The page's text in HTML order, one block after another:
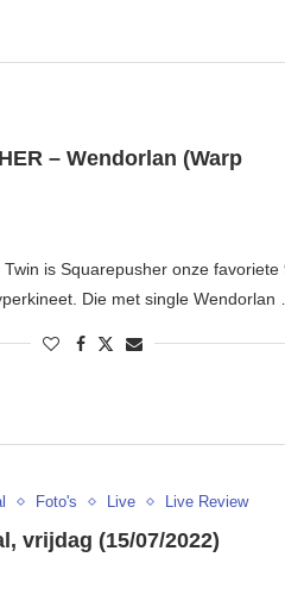
– Wendorlan (Warp
is Squarepusher onze favoriete
Die met single Wendorlan
Foto's Live Live Review
vrijdag (15/07/2022)